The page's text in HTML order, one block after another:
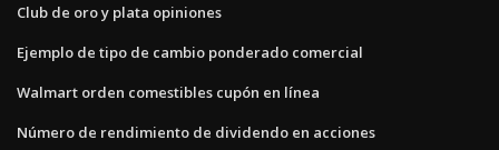
Club de oro y plata opiniones
Ejemplo de tipo de cambio ponderado comercial
Walmart orden comestibles cupón en línea
Número de rendimiento de dividendo en acciones